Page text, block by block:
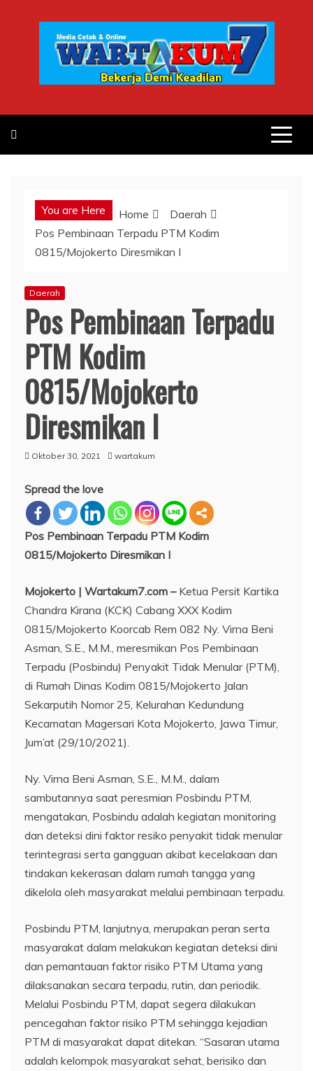
You are Here Home
Daerah
Pos Pembinaan Terpadu PTM Kodim
0815/Mojokerto Diresmikan I
Daerah
Pos Pembinaan Terpadu
PTM Kodim
0815/Mojokerto
Diresmikan I
Oktober 30, 2021 wartakum
Spread the love
Pos Pembinaan Terpadu PTM Kodim
0815/Mojokerto Diresmikan I
Mojokerto | Wartakum7.com –Ketua Persit Kartika
Chandra Kirana (KCK) Cabang XXX Kodim
0815/Mojokerto Koorcab Rem 082 Ny. Virna Beni
Asman, S.E., M.M., meresmikan Pos Pembinaan
Terpadu (Posbindu) Penyakit Tidak Menular (PTM),
di Rumah Dinas Kodim 0815/Mojokerto Jalan
Sekarputih Nomor 25, Kelurahan Kedundung
Kecamatan Magersari Kota Mojokerto, Jawa Timur,
Jum’at (29/10/2021).
Ny. Virna Beni Asman, S.E., M.M., dalam
sambutannya saat peresmian Posbindu PTM,
mengatakan, Posbindu adalah kegiatan monitoring
dan deteksi dini faktor resiko penyakit tidak menular
terintegrasi serta gangguan akibat kecelakaan dan
tindakan kekerasan dalam rumah tangga yang
dikelola oleh masyarakat melalui pembinaan terpadu.
Posbindu PTM, lanjutnya, merupakan peran serta
masyarakat dalam melakukan kegiatan deteksi dini
dan pemantauan faktor risiko PTM Utama yang
dilaksanakan secara terpadu, rutin, dan periodik.
Melalui Posbindu PTM, dapat segera dilakukan
pencegahan faktor risiko PTM sehingga kejadian
PTM di masyarakat dapat ditekan. “Sasaran utama
adalah kelompok masyarakat sehat, berisiko dan